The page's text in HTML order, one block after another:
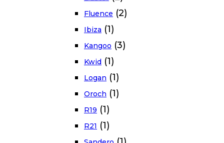
Fluence (2)
Ibiza (1)
Kangoo (3)
Kwid (1)
Logan (1)
Oroch (1)
R19 (1)
R21 (1)